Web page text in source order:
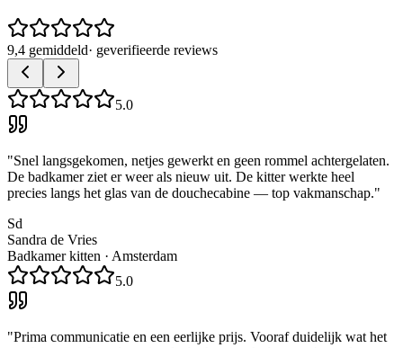
9,4 gemiddeld· geverifieerde reviews
5.0
"Snel langsgekomen, netjes gewerkt en geen rommel achtergelaten.
De badkamer ziet er weer als nieuw uit. De kitter werkte heel
precies langs het glas van de douchecabine — top vakmanschap."
Sd
Sandra de Vries
Badkamer kitten · Amsterdam
5.0
"Prima communicatie en een eerlijke prijs. Vooraf duidelijk wat het